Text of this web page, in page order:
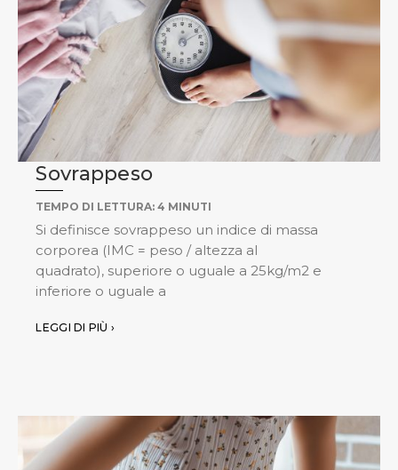
Sovrappeso
TEMPO DI LETTURA: 4 MINUTI
Si definisce sovrappeso un indice di massa
corporea (IMC = peso / altezza al
quadrato), superiore o uguale a 25kg/m2 e
inferiore o uguale a
LEGGI DI PIÙ ›